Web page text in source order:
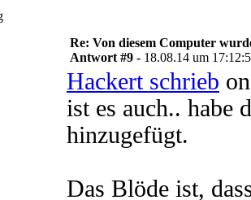
Re: Von diesem Computer
Antwort #9 - 18.08.14 um
Hackert schrieb
ist es auch.. habe
hinzugefügt.
Das Blöde ist,